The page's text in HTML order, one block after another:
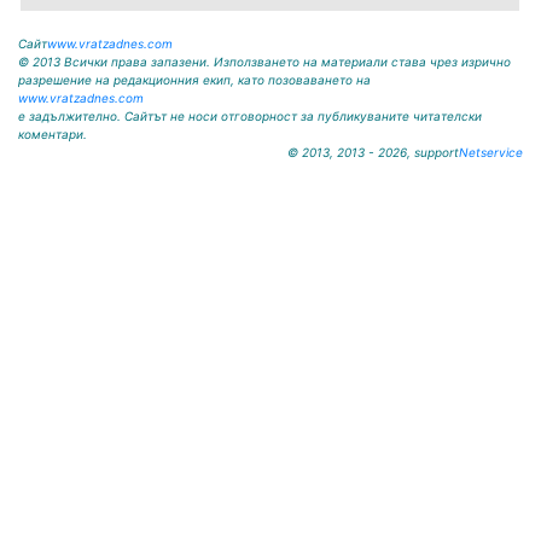
Сайтwww.vratzadnes.com
© 2013 Всички права запазени. Използването на материали става чрез изрично
разрешение на редакционния екип, като позоваването на
www.vratzadnes.com
е задължително. Сайтът не носи отговорност за публикуваните читателски
коментари.
© 2013, 2013 - 2026, supportNetservice